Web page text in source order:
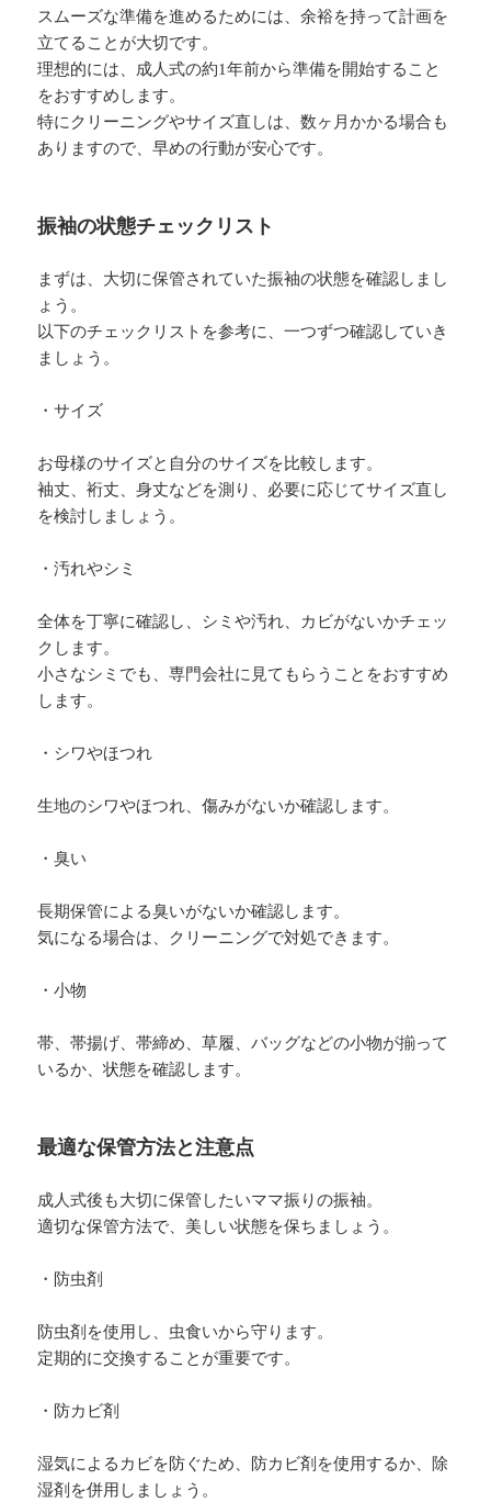
スムーズな準備を進めるためには、余裕を持って計画を
立てることが大切です。
理想的には、成人式の約1年前から準備を開始すること
をおすすめします。
特にクリーニングやサイズ直しは、数ヶ月かかる場合も
ありますので、早めの行動が安心です。
振袖の状態チェックリスト
まずは、大切に保管されていた振袖の状態を確認しまし
ょう。
以下のチェックリストを参考に、一つずつ確認していき
ましょう。
・サイズ
お母様のサイズと自分のサイズを比較します。
袖丈、裄丈、身丈などを測り、必要に応じてサイズ直し
を検討しましょう。
・汚れやシミ
全体を丁寧に確認し、シミや汚れ、カビがないかチェッ
クします。
小さなシミでも、専門会社に見てもらうことをおすすめ
します。
・シワやほつれ
生地のシワやほつれ、傷みがないか確認します。
・臭い
長期保管による臭いがないか確認します。
気になる場合は、クリーニングで対処できます。
・小物
帯、帯揚げ、帯締め、草履、バッグなどの小物が揃って
いるか、状態を確認します。
最適な保管方法と注意点
成人式後も大切に保管したいママ振りの振袖。
適切な保管方法で、美しい状態を保ちましょう。
・防虫剤
防虫剤を使用し、虫食いから守ります。
定期的に交換することが重要です。
・防カビ剤
湿気によるカビを防ぐため、防カビ剤を使用するか、除
湿剤を併用しましょう。